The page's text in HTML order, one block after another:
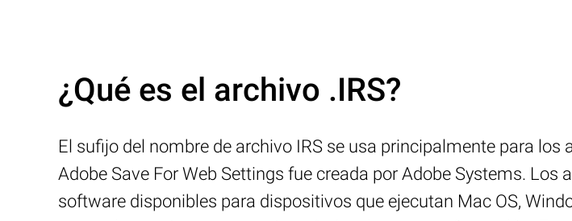
¿Qué es el archivo .IRS?
El sufijo del nombre de archivo IRS se usa principalmente para
Adobe Save For Web Settings fue creada por Adobe Systems.
software disponibles para dispositivos que ejecutan Mac OS,